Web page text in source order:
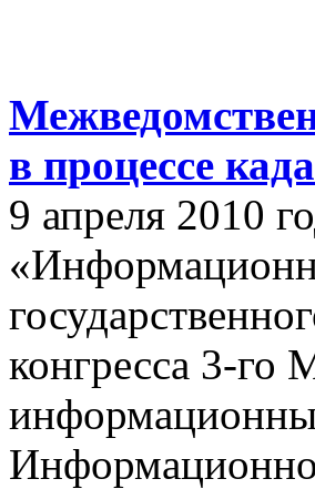
в процессе
9 апреля 2010
конгресса 3-го